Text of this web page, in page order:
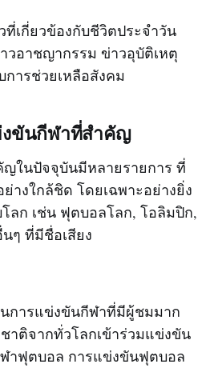
ที่เกี่ยวข้องกับชีวิตประจำวัน
วอาชญากรรม ข่าวอุบัติเหตุ
การช่วยเหลือสังคม
งขันกีฬาที่สำคัญ
ในปัจจุบันมีหลายรายการ ที่
างใกล้ชิด โดยเฉพาะอย่างยิ่ง
ลก เช่น ฟุตบอลโลก, โอลิมปิก,
ๆ ที่มีชื่อเสียง
การแข่งขันกีฬาที่มีผู้ชมมาก
าติจากทั่วโลกเข้าร่วมแข่งขัน
าฟุตบอล การแข่งขันฟุตบอล